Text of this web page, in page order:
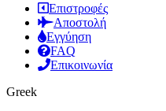
Επιστροφές
Αποστολή
Εγγύηση
FAQ
Επικοινωνία
Greek